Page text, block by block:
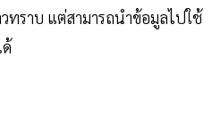
ทราบ แต่สามารถนำข้อมูลไปใช้